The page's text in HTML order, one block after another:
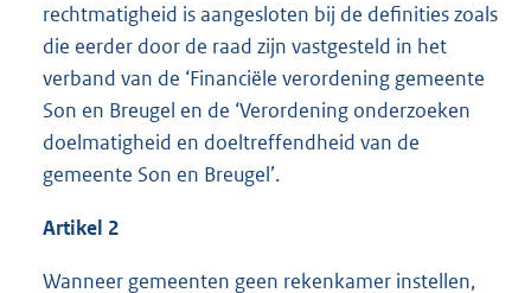
rechtmatigheid is aangesloten bij de definities zoals
die eerder door de raad zijn vastgesteld in het
verband van de ‘Financiële verordening gemeente
Son en Breugel en de ‘Verordening onderzoeken
doelmatigheid en doeltreffendheid van de
gemeente Son en Breugel’.
Artikel 2
Wanneer gemeenten geen rekenkamer instellen,